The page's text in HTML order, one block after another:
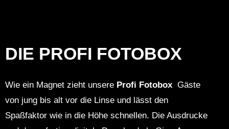
DIE PROFI FOTOBOX
Wie ein Magnet zieht unsere Profi Fotobox Gäste
von jung bis alt vor die Linse und lässt den
Spaßfaktor wie in die Höhe schnellen. Die Ausdrucke